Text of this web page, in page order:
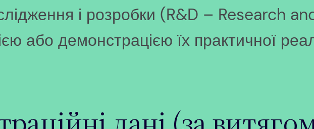
і розробки (R&D – Research
або демонстрацією їх практичної